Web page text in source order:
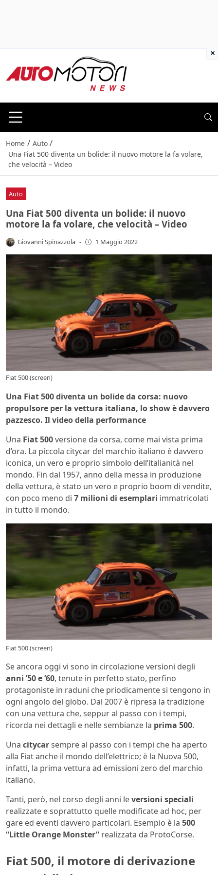
Home / Auto /
Una Fiat 500 diventa un bolide: il nuovo motore la fa volare,
che velocità – Video
Auto
Una Fiat 500 diventa un bolide: il nuovo
motore la fa volare, che velocità – Video
Giovanni Spinazzola - 1 Maggio 2022
Fiat 500 (screen)
Una Fiat 500 diventa un bolide da corsa: nuovo
propulsore per la vettura italiana, lo show è davvero
pazzesco. Il video della performance
Una Fiat 500versione da corsa, come mai vista prima
d’ora. La piccola citycar del marchio italiano è davvero
iconica, un vero e proprio simbolo dell’italianità nel
mondo. Fin dal 1957, anno della messa in produzione
della vettura, è stato un vero e proprio boom di vendite,
con poco meno di 7 milioni di esemplari immatricolati
in tutto il mondo.
Fiat 500 (screen)
Se ancora oggi vi sono in circolazione versioni degli
anni ’50 e ’60, tenute in perfetto stato, perfino
protagoniste in raduni che priodicamente si tengono in
ogni angolo del globo. Dal 2007 è ripresa la tradizione
con una vettura che, seppur al passo con i tempi,
ricorda nei dettagli e nelle sembianze la prima 500.
Una citycarsempre al passo con i tempi che ha aperto
alla Fiat anche il mondo dell’elettrico; è la Nuova 500,
infatti, la prima vettura ad emissioni zero del marchio
italiano.
Tanti, però, nel corso degli anni leversioni speciali
realizzate e soprattutto quelle modificate ad hoc, per
gare ed eventi davvero particolari. Esempio è la 500
“Little Orange Monster” realizzata da ProtoCorse.
Fiat 500, il motore di derivazione
×